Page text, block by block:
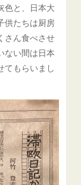
色と、日本大
供たちは厨房
さん食べさせ
ない間は日本
てもらいまし